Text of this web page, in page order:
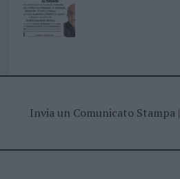
Invia un Comunicato Stampa|